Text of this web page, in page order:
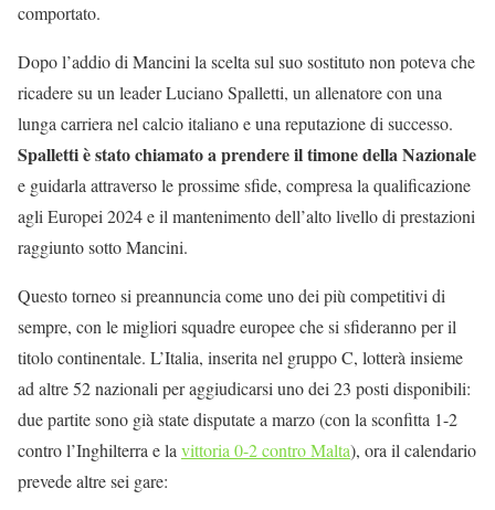
comportato.
Dopo l’addio di Mancini la scelta sul suo sostituto non poteva che
ricadere su un leader Luciano Spalletti, un allenatore con una
lunga carriera nel calcio italiano e una reputazione di successo.
Spalletti è stato chiamato a prendere il timone della Nazionale
e guidarla attraverso le prossime sfide, compresa la qualificazione
agli Europei 2024 e il mantenimento dell’alto livello di prestazioni
raggiunto sotto Mancini.
Questo torneo si preannuncia come uno dei più competitivi di
sempre, con le migliori squadre europee che si sfideranno per il
titolo continentale. L’Italia, inserita nel gruppo C, lotterà insieme
ad altre 52 nazionali per aggiudicarsi uno dei 23 posti disponibili:
due partite sono già state disputate a marzo (con la sconfitta 1-2
contro l’Inghilterra e la vittoria 0-2 contro Malta), ora il calendario
prevede altre sei gare: